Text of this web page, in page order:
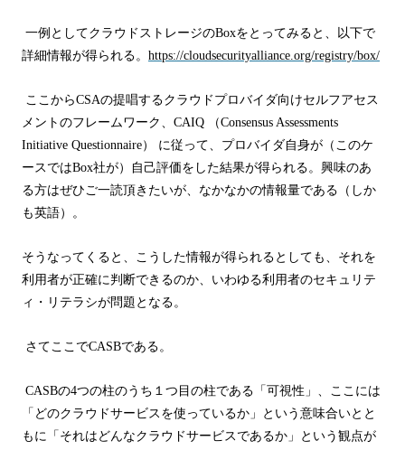
一例としてクラウドストレージのBoxをとってみると、以下で
詳細情報が得られる。 https://cloudsecurityalliance.org/registry/box/
ここからCSAの提唱するクラウドプロバイダ向けセルフアセス
メントのフレームワーク、 CAIQ （Consensus Assessments
Initiative Questionnaire） に従って、プロバイダ自身が（このケ
ースではBox社が）自己評価をした結果が得られる。 興味のあ
る方はぜひご一読頂きたいが、なかなかの情報量である（しか
も英語）。
そうなってくると、こうした情報が得られるとしても、それを
利用者が正確に判断できるのか、いわゆる利用者のセキュリテ
ィ・リテラシが問題となる。
さてここでCASBである。
CASBの4つの柱のうち１つ目の柱である「可視性」、ここには
「どのクラウドサービスを使っているか」という意味合いとと
もに「それはどんなクラウドサービスであるか」という観点が